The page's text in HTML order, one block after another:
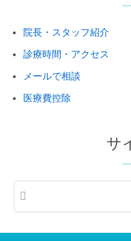
院長・スタッフ紹介
診療時間・アクセス
メールで相談
医療費控除
サ